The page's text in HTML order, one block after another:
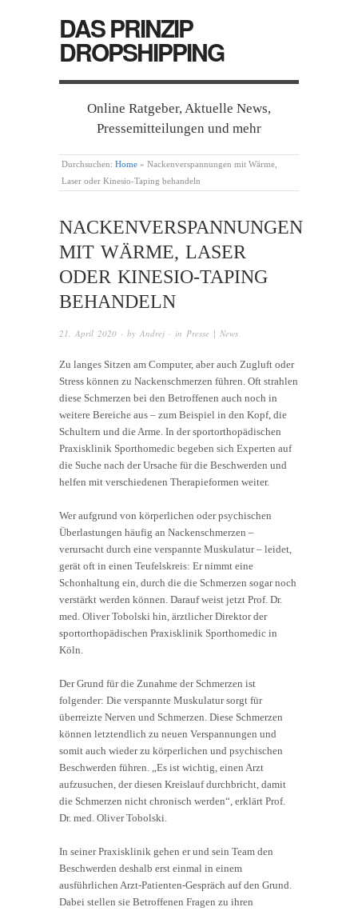
DAS PRINZIP
DROPSHIPPING
Online Ratgeber, Aktuelle News,
Pressemitteilungen und mehr
Durchsuchen: Home » Nackenverspannungen mit Wärme,
Laser oder Kinesio-Taping behandeln
NACKENVERSPANNUNGEN
MIT WÄRME, LASER
ODER KINESIO-TAPING
BEHANDELN
21. April 2020 · by Andrej · in Presse | News
Zu langes Sitzen am Computer, aber auch Zugluft oder
Stress können zu Nackenschmerzen führen. Oft strahlen
diese Schmerzen bei den Betroffenen auch noch in
weitere Bereiche aus – zum Beispiel in den Kopf, die
Schultern und die Arme. In der sportorthopädischen
Praxisklinik Sporthomedic begeben sich Experten auf
die Suche nach der Ursache für die Beschwerden und
helfen mit verschiedenen Therapieformen weiter.
Wer aufgrund von körperlichen oder psychischen
Überlastungen häufig an Nackenschmerzen –
verursacht durch eine verspannte Muskulatur – leidet,
gerät oft in einen Teufelskreis: Er nimmt eine
Schonhaltung ein, durch die die Schmerzen sogar noch
verstärkt werden können. Darauf weist jetzt Prof. Dr.
med. Oliver Tobolski hin, ärztlicher Direktor der
sportorthopädischen Praxisklinik Sporthomedic in
Köln.
Der Grund für die Zunahme der Schmerzen ist
folgender: Die verspannte Muskulatur sorgt für
überreizte Nerven und Schmerzen. Diese Schmerzen
können letztendlich zu neuen Verspannungen und
somit auch wieder zu körperlichen und psychischen
Beschwerden führen. „Es ist wichtig, einen Arzt
aufzusuchen, der diesen Kreislauf durchbricht, damit
die Schmerzen nicht chronisch werden“, erklärt Prof.
Dr. med. Oliver Tobolski.
In seiner Praxisklinik gehen er und sein Team den
Beschwerden deshalb erst einmal in einem
ausführlichen Arzt-Patienten-Gespräch auf den Grund.
Dabei stellen sie Betroffenen Fragen zu ihren